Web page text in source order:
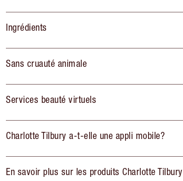
Ingrédients
Sans cruauté animale
Services beauté virtuels
Charlotte Tilbury a-t-elle une appli mobile?
En savoir plus sur les produits Charlotte Tilbury